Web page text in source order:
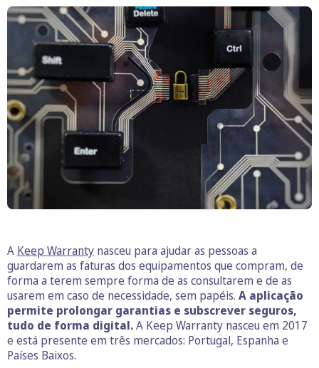
A Keep Warranty nasceu para ajudar as pessoas a
guardarem as faturas dos equipamentos que compram, de
forma a terem sempre forma de as consultarem e de as
usarem em caso de necessidade, sem papéis. A aplicação
permite prolongar garantias e subscrever seguros,
tudo de forma digital.A Keep Warranty nasceu em 2017
e está presente em três mercados: Portugal, Espanha e
Países Baixos.